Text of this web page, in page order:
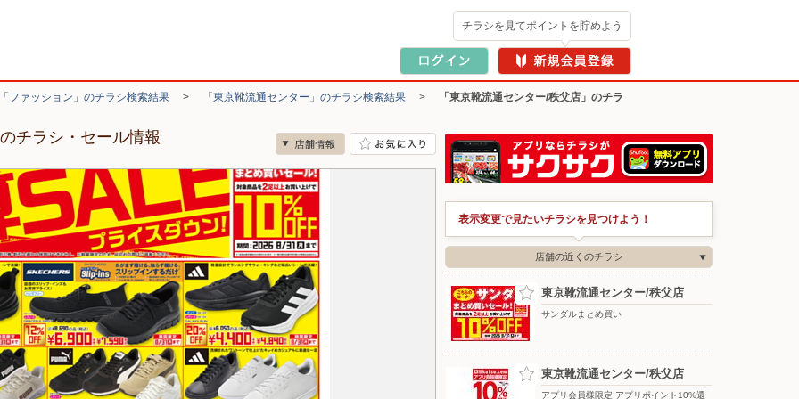
チラシを見てポイントを貯めよう
ファッション」のチラシ検索結果 > 「東京靴流通センター」のチラシ検索結果 > 「東京靴流通センター/秩父店」のチラ
チラシ・セール情報
表示変更で見たいチラシを見つけよう！
店舗の近くのチラシ
東京靴流通センター/秩父店
サンダルまとめ買い
東京靴流通センター/秩父店
アプリ会員様限定 アプリポイント10%還